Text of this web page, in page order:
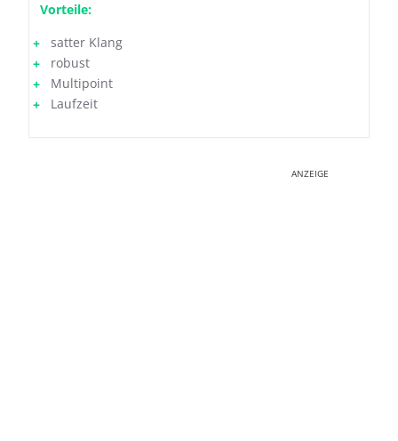
Vorteile:
satter Klang
robust
Multipoint
Laufzeit
ANZEIGE